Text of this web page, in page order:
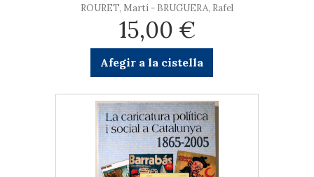
ROURET, Martí - BRUGUERA, Rafel
15,00 €
Afegir a la cistella